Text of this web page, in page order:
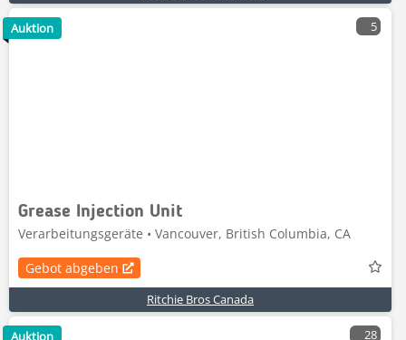
5
Grease Injection Unit
Verarbeitungsgeräte • Vancouver, British Columbia, CA
Gebot abgeben
Ritchie Bros Canada
Auktion
28
Auktion